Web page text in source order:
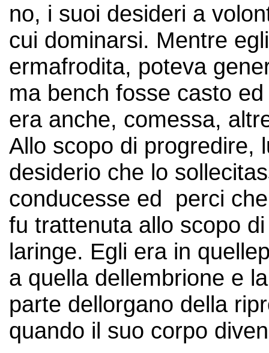
no, i suoi desideri a
cui dominarsi. Mentre
ermafrodita, poteva
ma bench fosse casto
era anche, comessa,
Allo scopo di progredire,
desiderio che lo
conducesse ed perci
fu trattenuta allo scopo
laringe. Egli era in
a quella dellembrione e
parte dellorgano della
quando il suo corpo